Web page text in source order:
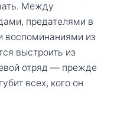
Между
предателями в
воспоминаниями из
выстроить из
отряд — прежде
всех, кого он